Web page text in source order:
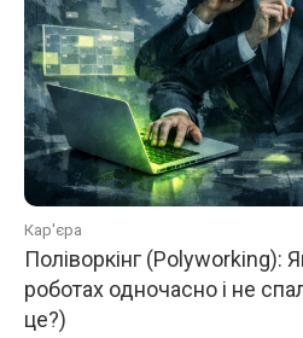
Кар'єра
Поліворкінг (Polyworking):
роботах одночасно і не
це?)